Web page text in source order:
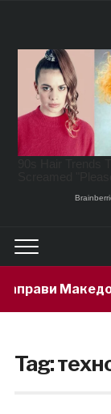
Македонија
Tag: